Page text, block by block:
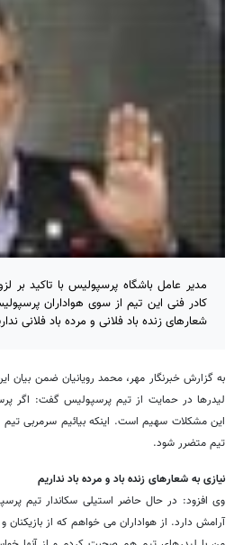
مدیر عامل باشگاه پرسپولیس با تاکید بر
کادر فنی این تیم از سوی هواداران
شعارهای زنده باد فلانی و مرده باد فلانی
به گزارش خبرنگار مهر، محمد رویانیان ضمن
لیدرها در حمایت از تیم پرسپولیس گفت: اگر
این مشکلات سهیم است. اینکه بیائیم سرمربی تیم
تیم متضرر شود.
نیازی به شعارهای زنده باد و مرده باد نداریم
وی افزود: در حال حاضر استیلی سکاندار تیم
آرامش دارد. از هواداران می خواهم که از